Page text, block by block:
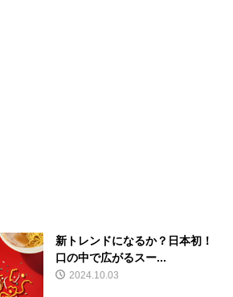
新トレンドになるか？日本初！
口の中で広がるスー...
2024.10.03